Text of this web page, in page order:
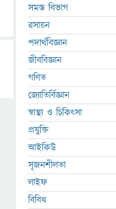
সমস্ত বিভাগ
রসায়ন
পদার্থবিজ্ঞান
জীববিজ্ঞান
গণিত
জ্যোতির্বিজ্ঞান
স্বাস্থ্য ও চিকিৎসা
প্রযুক্তি
আইকিউ
সৃজনশীলতা
লাইফ
বিবিধ